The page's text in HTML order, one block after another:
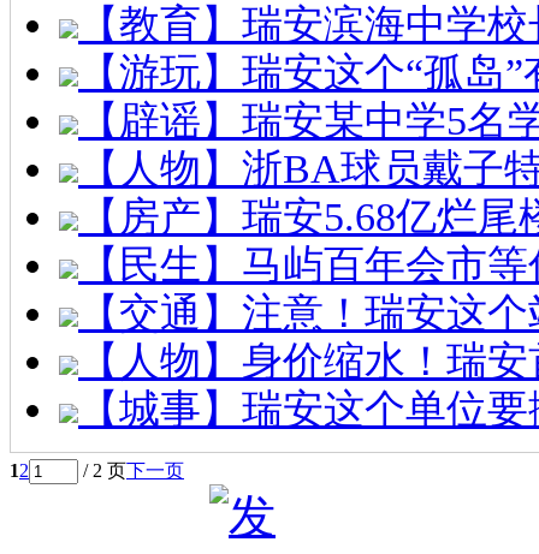
【教育】瑞安滨海中学
【游玩】瑞安这个“孤岛
【辟谣】瑞安某中学5名
【人物】浙BA球员戴子
【房产】瑞安5.68亿烂
【民生】马屿百年会市
【交通】注意！瑞安这
【人物】身价缩水！瑞
【城事】瑞安这个单位
12 / 2 页下一页